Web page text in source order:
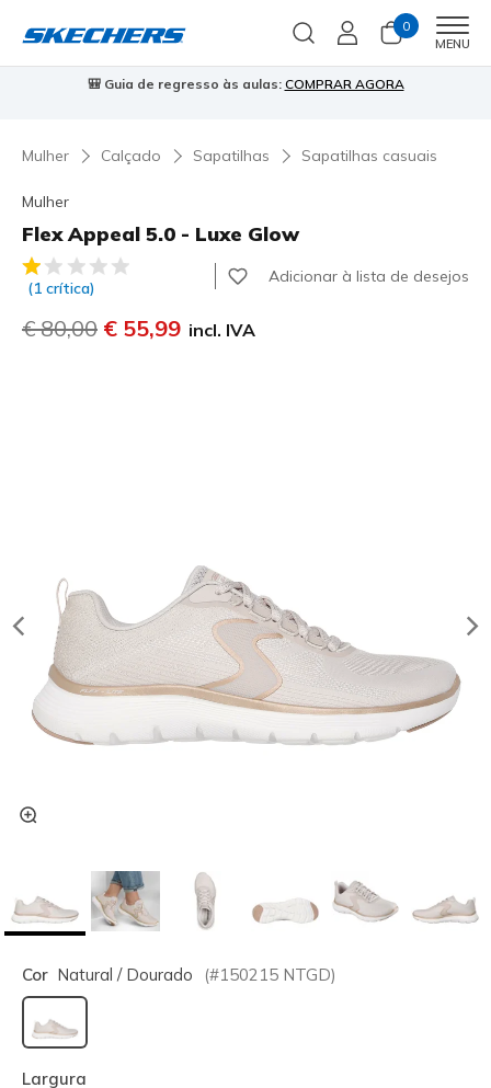
0
MENU
🎒 Guia de regresso às aulas: COMPRAR AGORA
Mulher Calçado Sapatilhas Sapatilhas casuais
Mulher
Flex Appeal 5.0 - Luxe Glow
4$7 de 5 – Classificação do cliente
(1 crítica)
Adicionar à lista de desejos
Preço com desconto de
€ 80,00 para
€ 55,99 incl. IVA
Cor Natural / Dourado (#150215 NTGD)
selecionado
Largura